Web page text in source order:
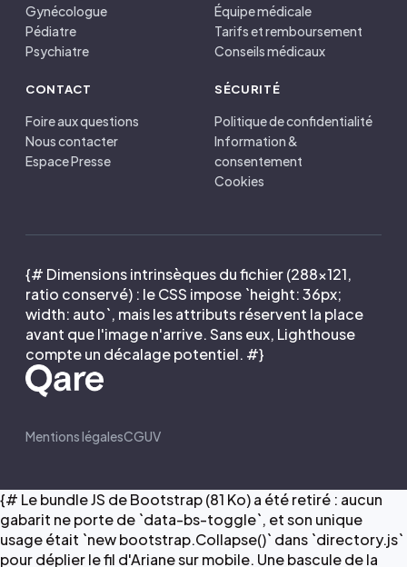
Gynécologue
Pédiatre
Psychiatre
Équipe médicale
Tarifs et remboursement
Conseils médicaux
CONTACT
Foire aux questions
Nous contacter
Espace Presse
SÉCURITÉ
Politique de confidentialité
Information &
consentement
Cookies
{# Dimensions intrinsèques du fichier (288×121,
ratio conservé) : le CSS impose `height: 36px;
width: auto`, mais les attributs réservent la place
avant que l'image n'arrive. Sans eux, Lighthouse
compte un décalage potentiel. #}
Mentions légalesCGUV
{# Le bundle JS de Bootstrap (81 Ko) a été retiré : aucun
gabarit ne porte de `data-bs-toggle`, et son unique
usage était `new bootstrap.Collapse()` dans `directory.js`
pour déplier le fil d'Ariane sur mobile. Une bascule de la